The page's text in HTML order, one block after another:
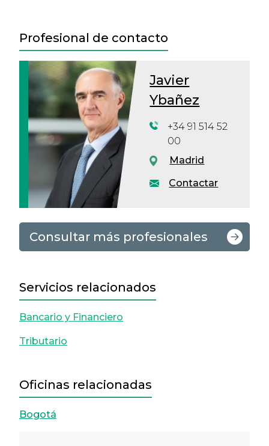
Profesional de contacto
Javier
Ybañez
Contactar
+34 91 514 52
00
Madrid
Consultar más profesionales
Servicios relacionados
Bancario y Financiero
Tributario
Oficinas relacionadas
Bogotá